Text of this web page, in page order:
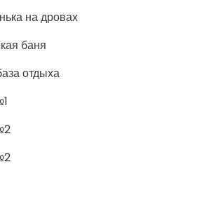
на дровах
баня
отдыха